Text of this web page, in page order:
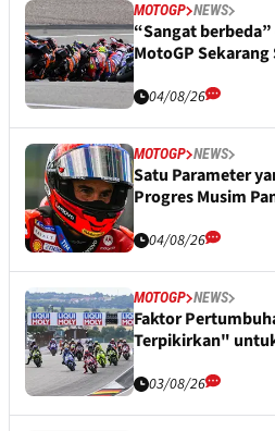
MOTOGP NEWS
“Sangat
MotoGP
04/08/26
MOTOGP NEWS
Satu Parameter
Progres Musim
04/08/26
MOTOGP NEWS
Faktor
Terpikirkan"
03/08/26